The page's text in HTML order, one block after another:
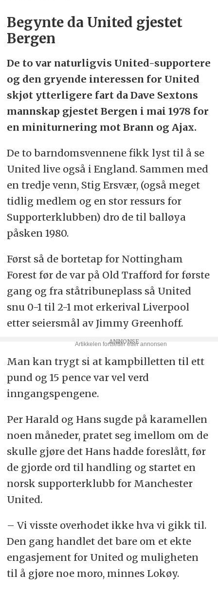
Begynte da United gjestet
Bergen
De to var naturligvis United-­supportere
og den gryende interessen for United
skjøt ytterligere fart da Dave Sextons
mannskap gjestet Bergen i mai 1978 for
en miniturnering mot Brann og Ajax.
De to barndomsvennene fikk lyst til å se
United live også i England. Sammen med
en tredje venn, Stig Ersvær, (også meget
tidlig medlem og en stor ressurs for
Supporterklubben) dro de til balløya
påsken 1980.
Først så de bortetap for Nottingham
Forest før de var på Old Trafford for første
gang og fra ståtribuneplass så United
snu 0-1 til 2-1 mot erkerival Liverpool
etter seiersmål av Jimmy Greenhoff.
Man kan trygt si at kampbilletten til ett
pund og 15 pence var vel verd
inngangspengene.
Per Harald og Hans sugde på karamellen
noen måneder, pratet seg imellom om de
skulle gjøre det Hans hadde foreslått, før
de gjorde ord til handling og startet en
norsk supporterklubb for Manchester
United.
– Vi visste overhodet ikke hva vi gikk til.
Den gang handlet det bare om et ekte
engasjement for United og muligheten
til å gjøre noe moro, minnes Lokøy.